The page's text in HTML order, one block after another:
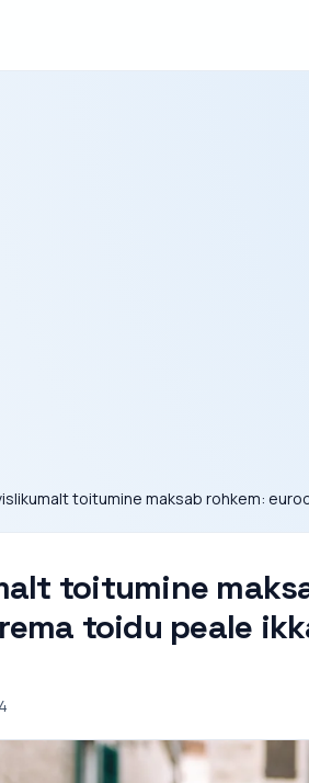
toitumine maksab rohkem:
toitumine
toidu peale